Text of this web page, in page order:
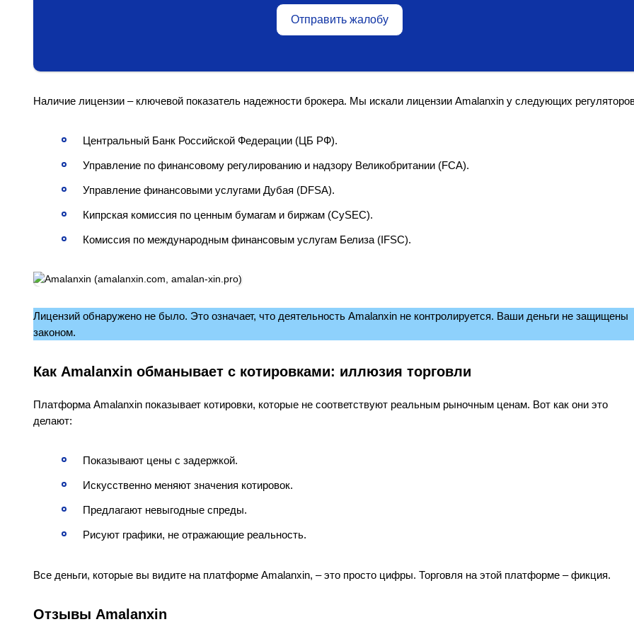
Отправить жалобу
Наличие лицензии – ключевой показатель надежности брокера. Мы искали лицензии Amalanxin у следующих
Центральный Банк Российской Федерации (ЦБ РФ).
Управление по финансовому регулированию и надзору Великобритании (FCA).
Управление финансовыми услугами Дубая (DFSA).
Кипрская комиссия по ценным бумагам и биржам (CySEC).
Комиссия по международным финансовым услугам Белиза (IFSC).
Лицензий обнаружено не было. Это означает, что деятельность Amalanxin не контролируется. Ваши деньги не защищены
законом.
Как Amalanxin обманывает с котировками: иллюзия торговли
Платформа Amalanxin показывает котировки, которые не соответствуют реальным рыночным ценам. Вот как они это
делают:
Показывают цены с задержкой.
Искусственно меняют значения котировок.
Предлагают невыгодные спреды.
Рисуют графики, не отражающие реальность.
Все деньги, которые вы видите на платформе Amalanxin, – это просто цифры. Торговля на этой платформе – фикция.
Отзывы Amalanxin